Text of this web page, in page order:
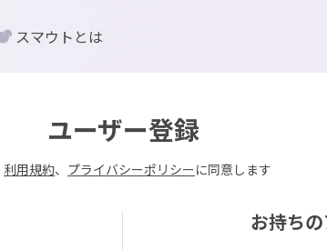
ユーザー登録
利用規約、 プライバシーポリシーに同意します
お持ち
スマウトとは